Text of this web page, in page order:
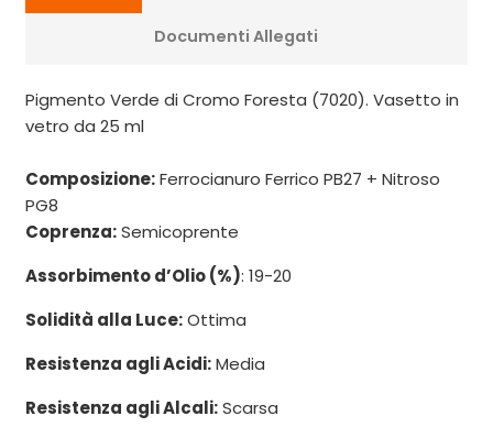
Documenti Allegati
Pigmento Verde di Cromo Foresta (7020). Vasetto in
vetro da 25 ml
Composizione:Ferrocianuro Ferrico PB27 + Nitroso
PG8
Coprenza:Semicoprente
Assorbimento d’Olio (%): 19-20
Solidità alla Luce:Ottima
Resistenza agli Acidi:Media
Resistenza agli Alcali:Scarsa